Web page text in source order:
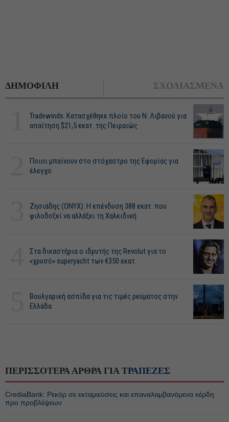
ΔΗΜΟΦΙΛΗ ΣΧΟΛΙΑΣΜΕΝΑ
Tradewinds: Κατασχέθηκε πλοίο του Ν. Λιβανού για
απαίτηση $21,5 εκατ. της Πειραιώς
Ποιοι μπαίνουν στο στόχαστρο της Εφορίας για
έλεγχο
Ζησιάδης (ONYX): Η επένδυση 388 εκατ. που
φιλοδοξεί να αλλάξει τη Χαλκιδική
Στα δικαστήρια ο ιδρυτής της Revolut για το
«χρυσό» superyacht των €350 εκατ.
Βουλγαρική ασπίδα για τις τιμές ρεύματος στην
Ελλάδα
ΠΕΡΙΣΣΟΤΕΡΑ ΑΡΘΡΑ ΓΙΑ ΤΡΑΠΕΖΕΣ
CrediaBank: Ρεκόρ σε εκταμιεύσεις και επαναλαμβανόμενα κέρδη
προ προβλέψεων